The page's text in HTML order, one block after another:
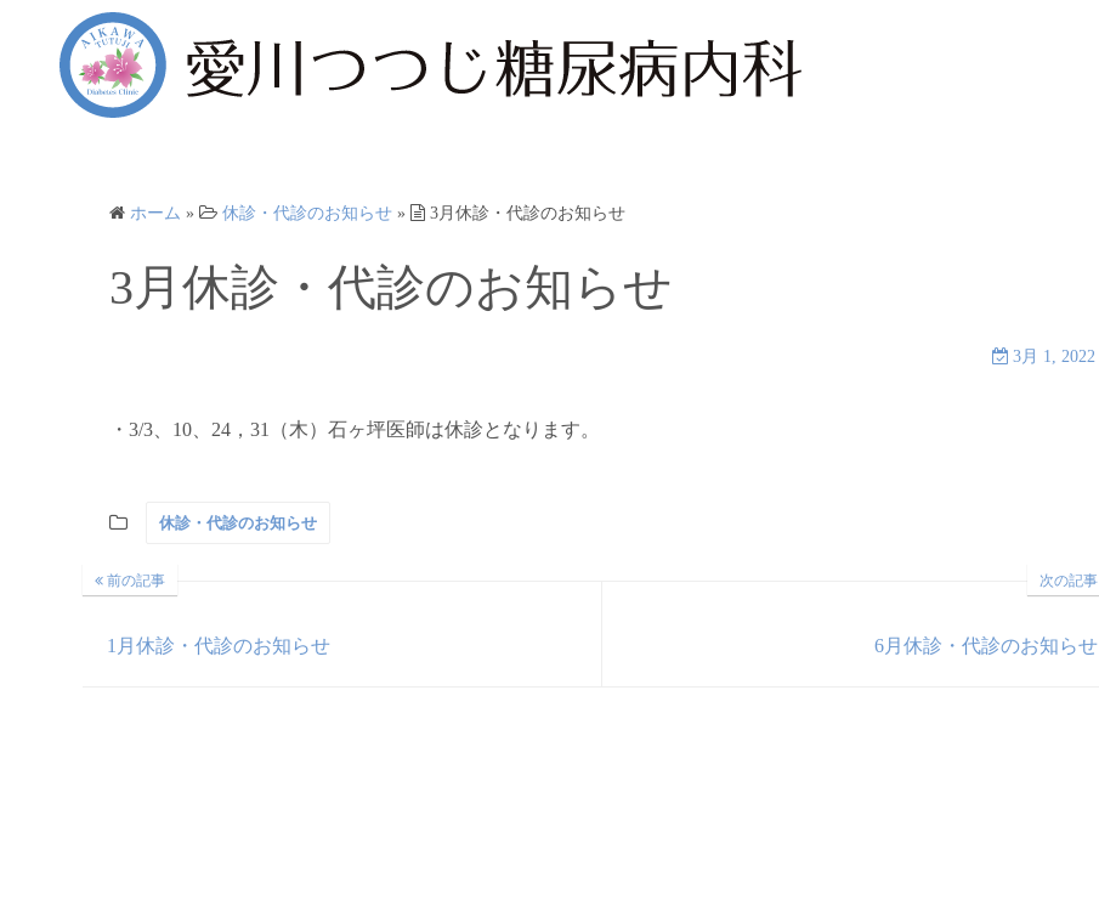
ホーム » 休診・代診のお知らせ » 3月休診・代診のお知らせ
3月休診・代診のお知らせ
3月 1, 2022
・3/3、10、24，31（木）石ヶ坪医師は休診となります。
休診・代診のお知らせ
前の記事
1月休診・代診のお知らせ
次の記事
6月休診・代診のお知らせ